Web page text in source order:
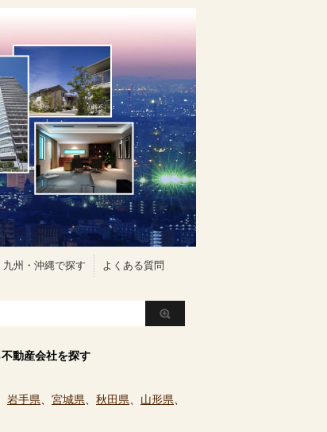
九州・沖縄で探す よくある質問
動産会社を探す
岩手県 宮城県 秋田県 山形県